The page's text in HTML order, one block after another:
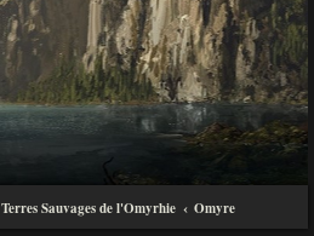
Terres Sauvages de l'Omyrhie Omyre